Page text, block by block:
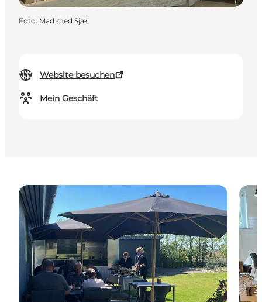
Website besuchen
Mein Geschäft
Foto: Mad med Sjæl